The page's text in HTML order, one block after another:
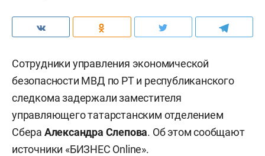
Сотрудники управления экономической
безопасности МВД по РТ и республиканского
следкома задержали заместителя
управляющего татарстанским отделением
Сбера Александра Слепова. Об этом сообщают
источники «БИЗНЕС Online».